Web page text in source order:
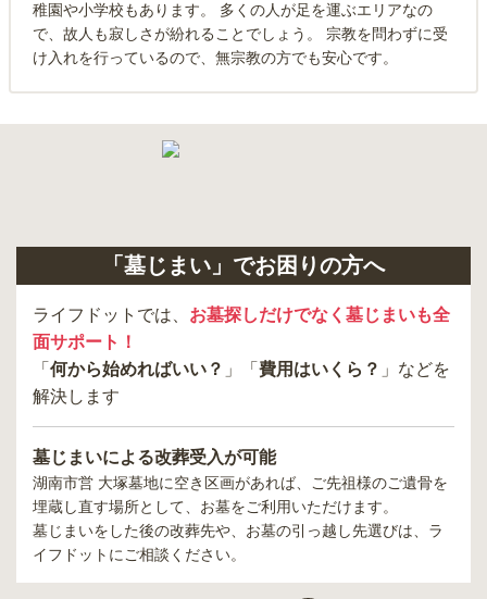
稚園や小学校もあります。 多くの人が足を運ぶエリアなの
で、故人も寂しさが紛れることでしょう。 宗教を問わずに受
け入れを行っているので、無宗教の方でも安心です。
「墓じまい」でお困りの方へ
ライフドットでは、 お墓探しだけでなく墓じまいも全
面サポート！
「 何から始めればいい？ 」「 費用はいくら？ 」などを
解決します
墓じまいによる改葬受入が可能
湖南市営 大塚墓地に空き区画があれば、ご先祖様のご遺骨を
埋蔵し直す場所として、お墓をご利用いただけます。
墓じまいをした後の改葬先や、お墓の引っ越し先選びは、ラ
イフドットにご相談ください。